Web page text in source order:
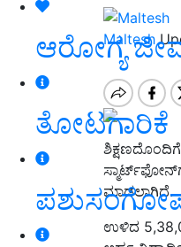
ಆರೋಗ್ಯ
ತೋಟಗಾರಿಕೆ
Maltesh
ಶಿಕ್ಷಣದೊಂದಿಗೆ
ಮಾಡಲಾಗಿದೆ.
ಉಳಿದ